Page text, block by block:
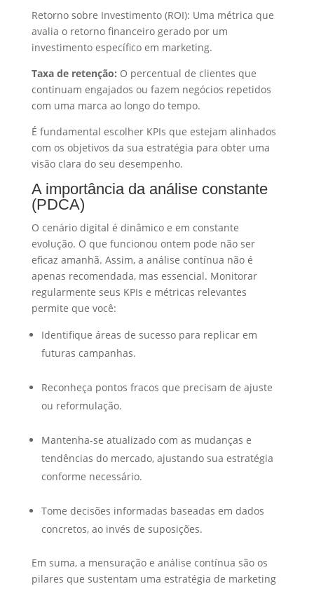
Retorno sobre Investimento (ROI): Uma métrica que
avalia o retorno financeiro gerado por um
investimento específico em marketing.
Taxa de retenção: O percentual de clientes que
continuam engajados ou fazem negócios repetidos
com uma marca ao longo do tempo.
É fundamental escolher KPIs que estejam alinhados
com os objetivos da sua estratégia para obter uma
visão clara do seu desempenho.
A importância da análise constante
(PDCA)
O cenário digital é dinâmico e em constante
evolução. O que funcionou ontem pode não ser
eficaz amanhã. Assim, a análise contínua não é
apenas recomendada, mas essencial. Monitorar
regularmente seus KPIs e métricas relevantes
permite que você:
Identifique áreas de sucesso para replicar em
futuras campanhas.
Reconheça pontos fracos que precisam de ajuste
ou reformulação.
Mantenha-se atualizado com as mudanças e
tendências do mercado, ajustando sua estratégia
conforme necessário.
Tome decisões informadas baseadas em dados
concretos, ao invés de suposições.
Em suma, a mensuração e análise contínua são os
pilares que sustentam uma estratégia de marketing